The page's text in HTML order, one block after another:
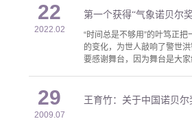
22
2022.02
第一个获得“气象诺贝尔
“时间总是不够用”的叶笃正
的变化，为世人敲响了警世
要感谢舞台，因为舞台是大
29
2009.07
王育竹：关于中国诺贝尔